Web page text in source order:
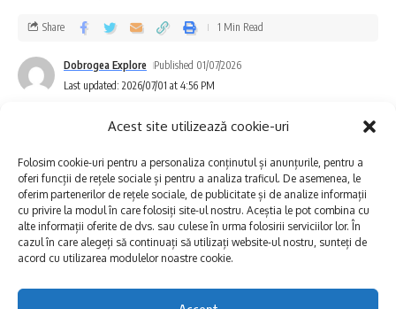
Acest site utilizează cookie-uri
Folosim cookie-uri pentru a personaliza conținutul și anunțurile, pentru a
oferi funcții de rețele sociale și pentru a analiza traficul. De asemenea, le
oferim partenerilor de rețele sociale, de publicitate și de analize informații
cu privire la modul în care folosiți site-ul nostru. Aceștia le pot combina cu
alte informații oferite de dvs. sau culese în urma folosirii serviciilor lor. În
cazul în care alegeți să continuați să utilizați website-ul nostru, sunteți de
acord cu utilizarea modulelor noastre cookie.
Ne cerem scuze pentru disconfortul creat și
vă mulțumim pentru înțelegere.
Biroul de Comunicare RAJA SA
S-ar putea să vă placă și
Sunetul viitorului rescrie istoria muzicii în stil ART
NOUVEAU
TRUPA COMPACT, JOHNY ROMANO ȘI ADI ISTRATE VIN PE
RIVIERA MANGALIA
concertează pe 8 august pe Faleza Cazinoului
Last updated: 2026/07/01 at 4:56 PM
Dobrogea Explore Published 01/07/2026
Share 1 Min Read